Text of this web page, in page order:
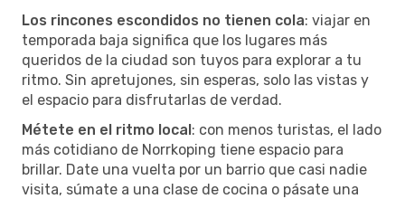
Los rincones escondidos no tienen cola: viajar en
temporada baja significa que los lugares más
queridos de la ciudad son tuyos para explorar a tu
ritmo. Sin apretujones, sin esperas, solo las vistas y
el espacio para disfrutarlas de verdad.
Métete en el ritmo local: con menos turistas, el lado
más cotidiano de Norrkoping tiene espacio para
brillar. Date una vuelta por un barrio que casi nadie
visita, súmate a una clase de cocina o pásate una